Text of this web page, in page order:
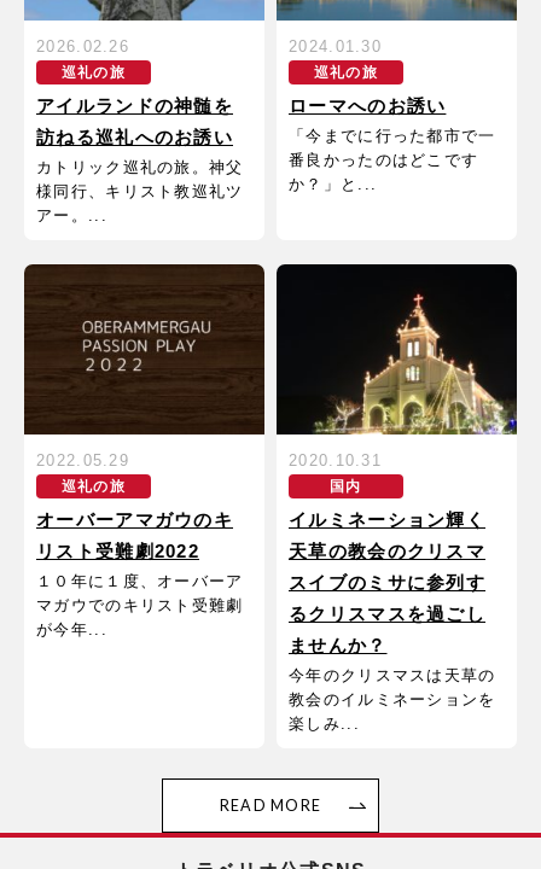
2026.02.26
巡礼の旅
アイルランドの神髄を
訪ねる巡礼へのお誘い
カトリック巡礼の旅。神父
様同行、キリスト教巡礼ツ
アー。...
2024.01.30
巡礼の旅
ローマへのお誘い
「今までに行った都市で一
番良かったのはどこです
か？」と...
2022.05.29
巡礼の旅
オーバーアマガウのキ
リスト受難劇2022
１０年に１度、オーバーア
マガウでのキリスト受難劇
が今年...
2020.10.31
国内
イルミネーション輝く
天草の教会のクリスマ
スイブのミサに参列す
るクリスマスを過ごし
ませんか？
今年のクリスマスは天草の
教会のイルミネーションを
楽しみ...
READ MORE